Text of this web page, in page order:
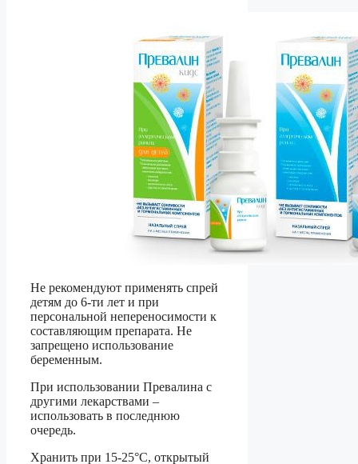
Не рекомендуют применять спрей
детям до 6-ти лет и при
персональной непереносимости к
составляющим препарата. Не
запрещено использование
беременным.
При использовании Превалина с
другими лекарствами –
использовать в последнюю
очередь.
Хранить при 15-25°С, открытый